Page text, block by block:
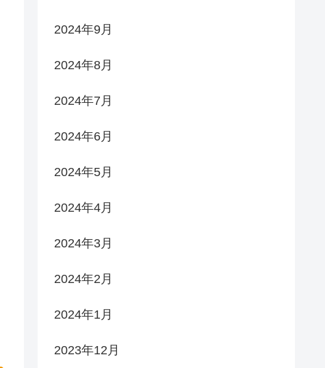
2024年9月
2024年8月
2024年7月
2024年6月
2024年5月
2024年4月
2024年3月
2024年2月
2024年1月
2023年12月